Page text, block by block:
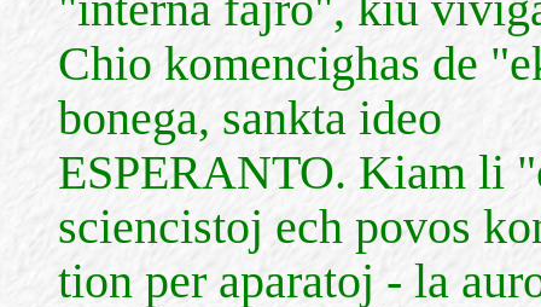
Chio komencighas de
bonega, sankta ideo
ESPERANTO. Kiam li
sciencistoj ech povos
tion per aparatoj - la